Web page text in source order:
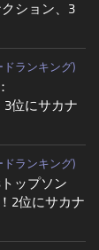
ション、3
ドランキング)
3位にサカナ
ドランキング)
ップソン
2位にサカナ